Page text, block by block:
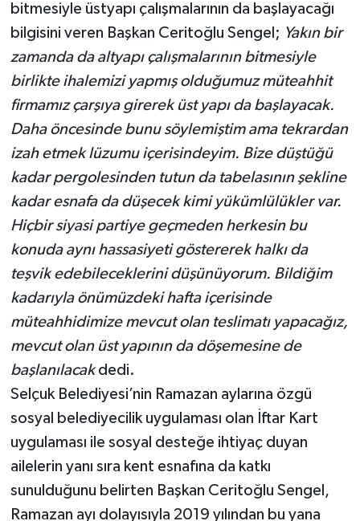
bitmesiyle üstyapı çalışmalarının da başlayacağı
bilgisini veren Başkan Ceritoğlu Sengel; Yakın bir
zamanda da altyapı çalışmalarının bitmesiyle
birlikte ihalemizi yapmış olduğumuz müteahhit
firmamız çarşıya girerek üst yapı da başlayacak.
Daha öncesinde bunu söylemiştim ama tekrardan
izah etmek lüzumu içerisindeyim. Bize düştüğü
kadar pergolesinden tutun da tabelasının şekline
kadar esnafa da düşecek kimi yükümlülükler var.
Hiçbir siyasi partiye geçmeden herkesin bu
konuda aynı hassasiyeti göstererek halkı da
teşvik edebileceklerini düşünüyorum. Bildiğim
kadarıyla önümüzdeki hafta içerisinde
müteahhidimize mevcut olan teslimatı yapacağız,
mevcut olan üst yapının da döşemesine de
başlanılacakdedi.
Selçuk Belediyesi’nin Ramazan aylarına özgü
sosyal belediyecilik uygulaması olan İftar Kart
uygulaması ile sosyal desteğe ihtiyaç duyan
ailelerin yanı sıra kent esnafına da katkı
sunulduğunu belirten Başkan Ceritoğlu Sengel,
Ramazan ayı dolayısıyla 2019 yılından bu yana